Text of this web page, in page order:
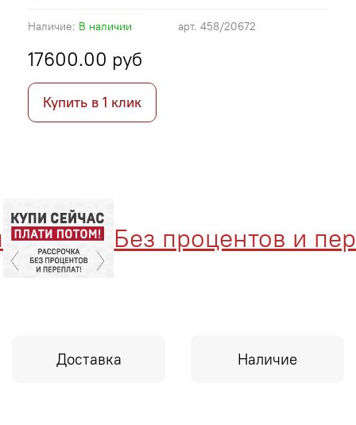
арт. 458/20672
Наличие: В наличии
17600.00 руб
Купить в 1 клик
Без процентов и
Доставка Наличие